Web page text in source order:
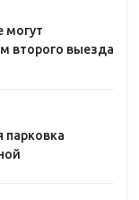
могут
второго выезда
парковка